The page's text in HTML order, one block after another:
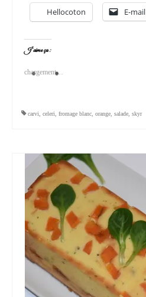
Hellocoton E-mail
J’aime ça :
chargement…
carvi celeri fromage blanc orange salade skyr